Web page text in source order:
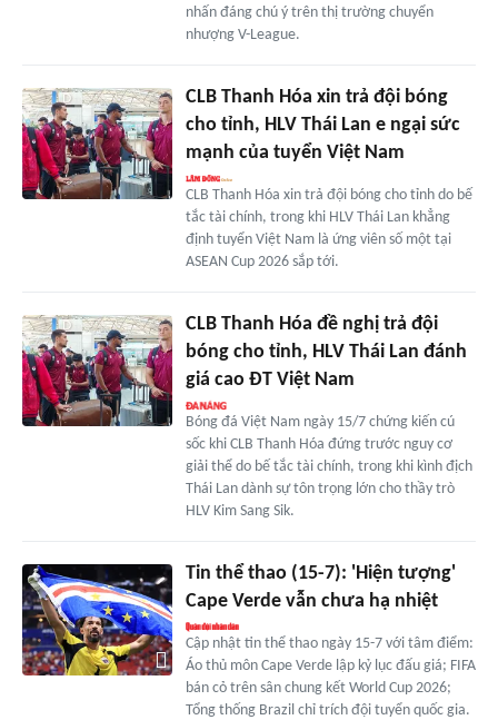
nhấn đáng chú ý trên thị trường chuyển
nhượng V-League.
CLB Thanh Hóa xin trả đội bóng
cho tỉnh, HLV Thái Lan e ngại sức
mạnh của tuyển Việt Nam
CLB Thanh Hóa xin trả đội bóng cho tỉnh do bế
tắc tài chính, trong khi HLV Thái Lan khẳng
định tuyển Việt Nam là ứng viên số một tại
ASEAN Cup 2026 sắp tới.
CLB Thanh Hóa đề nghị trả đội
bóng cho tỉnh, HLV Thái Lan đánh
giá cao ĐT Việt Nam
Bóng đá Việt Nam ngày 15/7 chứng kiến cú
sốc khi CLB Thanh Hóa đứng trước nguy cơ
giải thể do bế tắc tài chính, trong khi kình địch
Thái Lan dành sự tôn trọng lớn cho thầy trò
HLV Kim Sang Sik.
Tin thể thao (15-7): 'Hiện tượng'
Cape Verde vẫn chưa hạ nhiệt
Cập nhật tin thể thao ngày 15-7 với tâm điểm:
Áo thủ môn Cape Verde lập kỷ lục đấu giá; FIFA
bán cỏ trên sân chung kết World Cup 2026;
Tổng thống Brazil chỉ trích đội tuyển quốc gia.